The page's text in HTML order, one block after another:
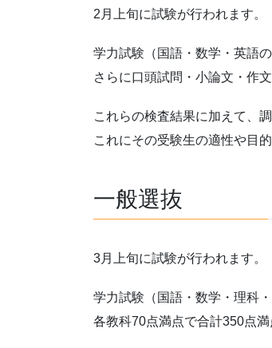
2月上旬に試験が行われます。
学力試験（国語・数学・英語の
さらに口頭試問・小論文・作
これらの検査結果に加えて、
これにその受験生の適性や目
一般選抜
3月上旬に試験が行われます。
学力試験（国語・数学・理科
各教科70点満点で合計350点満